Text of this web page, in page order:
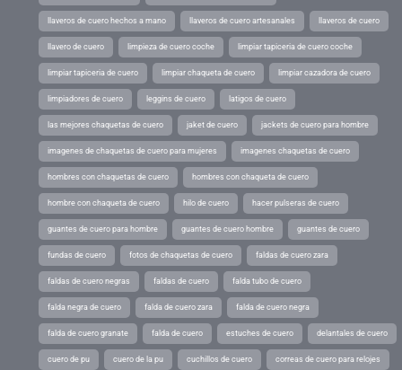
llaveros de cuero hechos a mano llaveros de cuero artesanales llaveros de cuero
llavero de cuero limpieza de cuero coche limpiar tapiceria de cuero coche
limpiar tapiceria de cuero limpiar chaqueta de cuero limpiar cazadora de cuero
limpiadores de cuero leggins de cuero latigos de cuero
las mejores chaquetas de cuero jaket de cuero jackets de cuero para hombre
imagenes de chaquetas de cuero para mujeres imagenes chaquetas de cuero
hombres con chaquetas de cuero hombres con chaqueta de cuero
hombre con chaqueta de cuero hilo de cuero hacer pulseras de cuero
guantes de cuero para hombre guantes de cuero hombre guantes de cuero
fundas de cuero fotos de chaquetas de cuero faldas de cuero zara
faldas de cuero negras faldas de cuero falda tubo de cuero
falda negra de cuero falda de cuero zara falda de cuero negra
falda de cuero granate falda de cuero estuches de cuero delantales de cuero
cuero de pu cuero de la pu cuchillos de cuero correas de cuero para relojes